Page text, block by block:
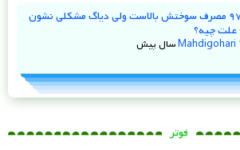
پراید ۹۷ مصرف سوختش بالاست ولی دیاگ مشکلی نشون
علت چیه؟
Mahdigohari
فوتر